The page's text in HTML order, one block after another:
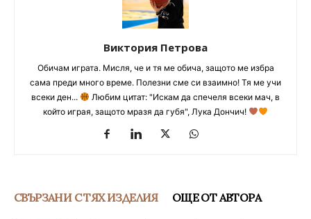
Виктория Петрова
Обичам играта. Мисля, че и тя ме обича, защото ме избра
сама преди много време. Полезни сме си взаимно! Тя ме учи
всеки ден...
Любим цитат: "Искам да спечеля всеки мач, в
който играя, защото мразя да губя", Лука Дончич!
СВЪРЗАНИ С ТЯХ ИЗДЕЛИЯ ОЩЕ ОТ АВТОРА